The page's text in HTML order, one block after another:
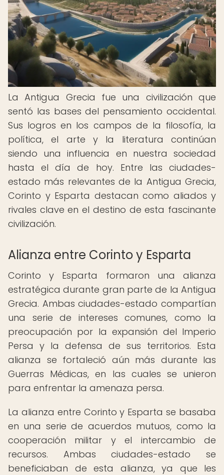
La Antigua Grecia fue una civilización que
sentó las bases del pensamiento occidental.
Sus logros en los campos de la filosofía, la
política, el arte y la literatura continúan
siendo una influencia en nuestra sociedad
hasta el día de hoy. Entre las ciudades-
estado más relevantes de la Antigua Grecia,
Corinto y Esparta destacan como aliados y
rivales clave en el destino de esta fascinante
civilización.
Alianza entre Corinto y Esparta
Corinto y Esparta formaron una alianza
estratégica durante gran parte de la Antigua
Grecia. Ambas ciudades-estado compartían
una serie de intereses comunes, como la
preocupación por la expansión del Imperio
Persa y la defensa de sus territorios. Esta
alianza se fortaleció aún más durante las
Guerras Médicas, en las cuales se unieron
para enfrentar la amenaza persa.
La alianza entre Corinto y Esparta se basaba
en una serie de acuerdos mutuos, como la
cooperación militar y el intercambio de
recursos. Ambas ciudades-estado se
beneficiaban de esta alianza, ya que les